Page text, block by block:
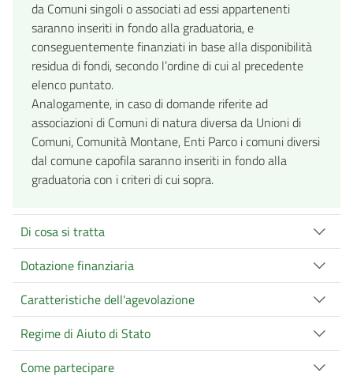
da Comuni singoli o associati ad essi appartenenti
saranno inseriti in fondo alla graduatoria, e
conseguentemente finanziati in base alla disponibilità
residua di fondi, secondo l’ordine di cui al precedente
elenco puntato.
Analogamente, in caso di domande riferite ad
associazioni di Comuni di natura diversa da Unioni di
Comuni, Comunità Montane, Enti Parco i comuni diversi
dal comune capofila saranno inseriti in fondo alla
graduatoria con i criteri di cui sopra.
Di cosa si tratta
Dotazione finanziaria
Caratteristiche dell'agevolazione
Regime di Aiuto di Stato
Come partecipare